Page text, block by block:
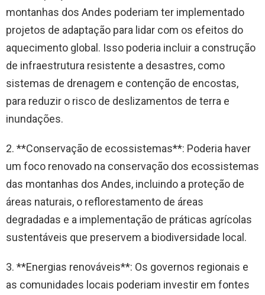
montanhas dos Andes poderiam ter implementado
projetos de adaptação para lidar com os efeitos do
aquecimento global. Isso poderia incluir a construção
de infraestrutura resistente a desastres, como
sistemas de drenagem e contenção de encostas,
para reduzir o risco de deslizamentos de terra e
inundações.
2. **Conservação de ecossistemas**: Poderia haver
um foco renovado na conservação dos ecossistemas
das montanhas dos Andes, incluindo a proteção de
áreas naturais, o reflorestamento de áreas
degradadas e a implementação de práticas agrícolas
sustentáveis ​​que preservem a biodiversidade local.
3. **Energias renováveis**: Os governos regionais e
as comunidades locais poderiam investir em fontes